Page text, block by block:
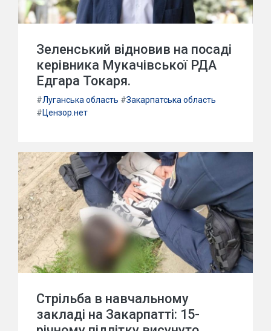
Зеленський відновив на посаді
керівника Мукачівської РДА
Едгара Токаря.
#Луганська область #Закарпатська область
#Цензор.нет
Стрільба в навчальному
закладі на Закарпатті: 15-